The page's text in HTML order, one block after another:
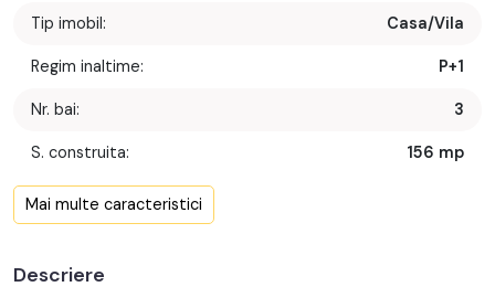
Tip imobil: Casa/Vila
Regim inaltime: P+1
Nr. bai: 3
S. construita: 156 mp
Confort:
Nr. parcari:
Mai multe caracteristici
Descriere